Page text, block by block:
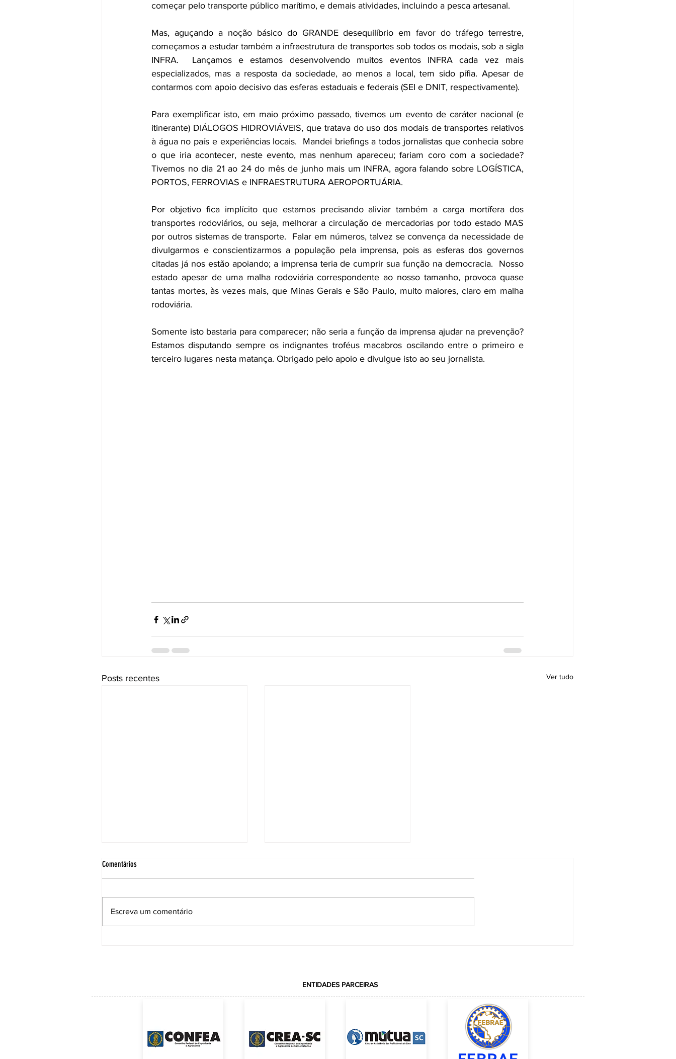
começar pelo transporte público marítimo, e demais atividades, incluindo a pesca artesanal.
Mas, aguçando a noção básico do GRANDE desequilíbrio em favor do tráfego terrestre,
começamos a estudar também a infraestrutura de transportes sob todos os modais, sob a sigla
INFRA.  Lançamos e estamos desenvolvendo muitos eventos INFRA cada vez mais
especializados, mas a resposta da sociedade, ao menos a local, tem sido pífia. Apesar de
contarmos com apoio decisivo das esferas estaduais e federais (SEI e DNIT, respectivamente).
Para exemplificar isto, em maio próximo passado, tivemos um evento de caráter nacional (e
itinerante) DIÁLOGOS HIDROVIÁVEIS, que tratava do uso dos modais de transportes relativos
à água no país e experiências locais.  Mandei briefings a todos jornalistas que conhecia sobre
o que iria acontecer, neste evento, mas nenhum apareceu; fariam coro com a sociedade?
Tivemos no dia 21 ao 24 do mês de junho mais um INFRA, agora falando sobre LOGÍSTICA,
PORTOS, FERROVIAS e INFRAESTRUTURA AEROPORTUÁRIA.
Por objetivo fica implícito que estamos precisando aliviar também a carga mortífera dos
transportes rodoviários, ou seja, melhorar a circulação de mercadorias por todo estado MAS
por outros sistemas de transporte.  Falar em números, talvez se convença da necessidade de
divulgarmos e conscientizarmos a população pela imprensa, pois as esferas dos governos
citadas já nos estão apoiando; a imprensa teria de cumprir sua função na democracia.  Nosso
estado apesar de uma malha rodoviária correspondente ao nosso tamanho, provoca quase
tantas mortes, às vezes mais, que Minas Gerais e São Paulo, muito maiores, claro em malha
rodoviária.
Somente isto bastaria para comparecer; não seria a função da imprensa ajudar na prevenção?
Estamos disputando sempre os indignantes troféus macabros oscilando entre o primeiro e
terceiro lugares nesta matança. Obrigado pelo apoio e divulgue isto ao seu jornalista.
Posts recentes Ver tudo
Comentários
Escreva um comentário
ENTIDADES PARCEIRAS